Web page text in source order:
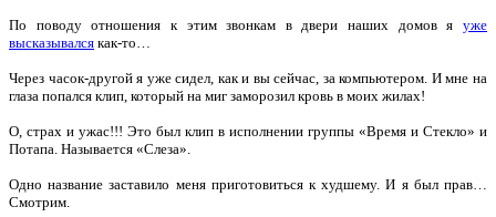
По поводу отношения к этим звонкам в двери наших домов я уже
высказывался как-то…
Через часок-другой я уже сидел, как и вы сейчас, за компьютером. И мне на
глаза попался клип, который на миг заморозил кровь в моих жилах!
О, страх и ужас!!! Это был клип в исполнении группы «Время и Стекло» и
Потапа. Называется «Слеза».
Одно название заставило меня приготовиться к худшему. И я был прав…
Смотрим.